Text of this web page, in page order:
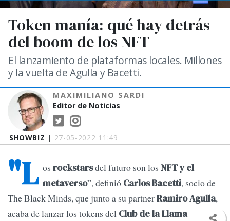
SHOWBIZ | 27-05-2022 11:49
Token manía: qué hay detrás
del boom de los NFT
El lanzamiento de plataformas locales. Millones
y la vuelta de Agulla y Bacetti.
MAXIMILIANO SARDI
Editor de Noticias
"L os rockstarsdel futuro son los NFT y el
metaverso”, definió Carlos Bacetti, socio de
The Black Minds, que junto a su partnerRamiro Agulla,
acaba de lanzar los tokens del Club de la Llama